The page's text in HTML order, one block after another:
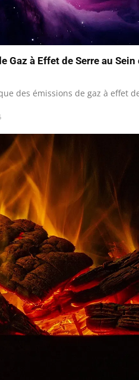
à Effet de Serre au Sein
des émissions de gaz à effet